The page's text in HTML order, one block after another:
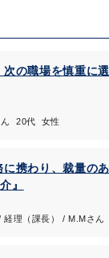
次の職場を慎重に
ん 20代 女性
に携わり、裁量の
』
経理（課長） / M.Mさ